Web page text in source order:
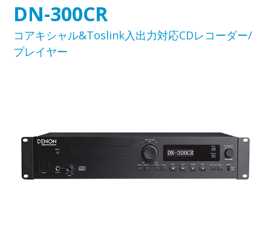
DN-300CR
コアキシャル&Toslink入出力対応CDレコーダー/
プレイヤー